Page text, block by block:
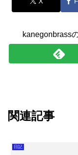
kanegonbrass
関連記事
日記